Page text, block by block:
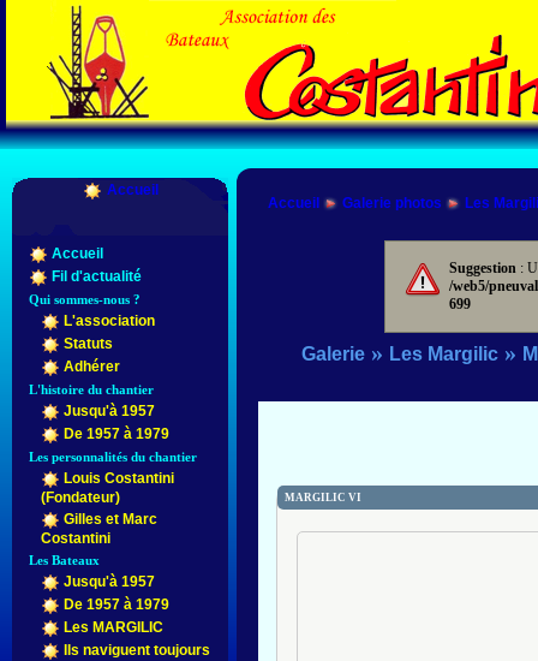
Accueil
Accueil
Fil d'actualité
Qui sommes-nous ?
L'association
Statuts
Adhérer
L'histoire du chantier
Jusqu'à 1957
De 1957 à 1979
Les personnalités du chantier
Louis Costantini
(Fondateur)
Gilles et Marc
Costantini
Les Bateaux
Jusqu'à 1957
De 1957 à 1979
Les MARGILIC
Ils naviguent toujours
Accueil Galerie photos Les
Suggestion :
/web5/
699
Galerie» Les Margilic»
MARGILIC VI